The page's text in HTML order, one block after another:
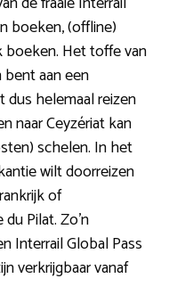
boeken, (offline)
boeken. Het toffe van
aan een
dus helemaal reizen
naar Ceyzériat kan
schelen. In het
wilt doorreizen
of
Pilat. Zo’n
Interrail Global Pass
verkrijgbaar vanaf